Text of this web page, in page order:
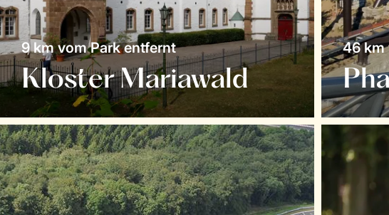
Kloster Mariawald
9 km vom Park entfernt 46 km